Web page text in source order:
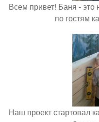
Всем привет! Баня - это
по гостям
Наш проект стартовал